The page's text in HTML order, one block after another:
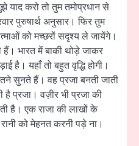
याद करो तो तुम तमोप्रधान से
पुरुषार्थ अनुसार। फिर तुम
को मच्छरों सदृश्य ले जायेंगे।
हैं। भारत में बाकी थोड़े जाकर
है। यहाँ तो बहुत वृद्धि होगी।
सुनते हैं। वह प्रजा बनती जाती
है प्रजा। वज़ीर भी प्रजा की
है। एक राजा की लाखों के
को मेहनत करनी पड़े ना।